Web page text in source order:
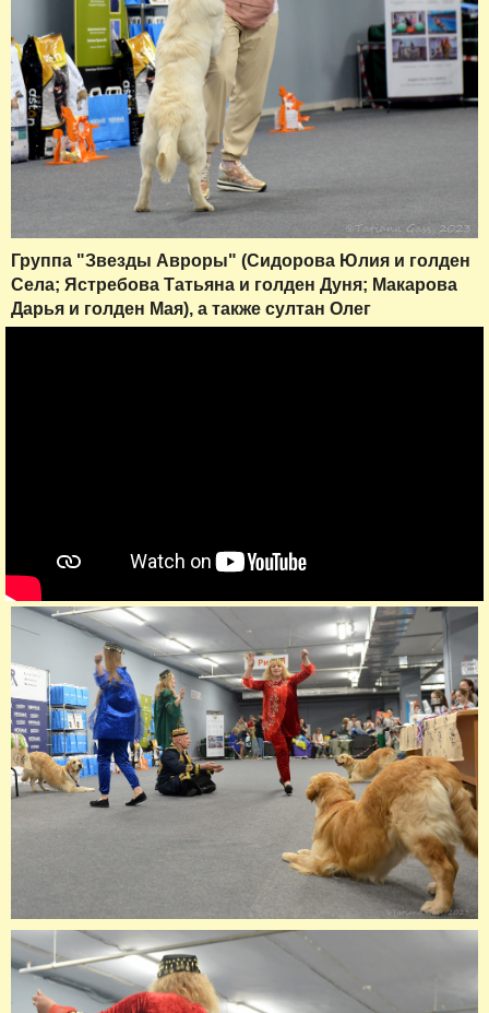
Группа "Звезды Авроры" (Сидорова Юлия и голден
Села; Ястребова Татьяна и голден Дуня; Макарова
Дарья и голден Мая), а также султан Олег